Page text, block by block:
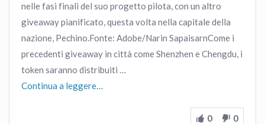
nelle fasi finali del suo progetto pilota, con un altro
giveaway pianificato, questa volta nella capitale della
nazione, Pechino.Fonte: Adobe/Narin SapaisarnCome i
precedenti giveaway in città come Shenzhen e Chengdu, i
token saranno distribuiti …
Continua a leggere…
0 0